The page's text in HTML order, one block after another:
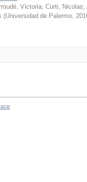
Victoria; Curti, Nicolas;
(Universidad de Palermo,